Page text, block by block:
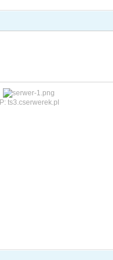
IP: ts3.cserwerek.pl